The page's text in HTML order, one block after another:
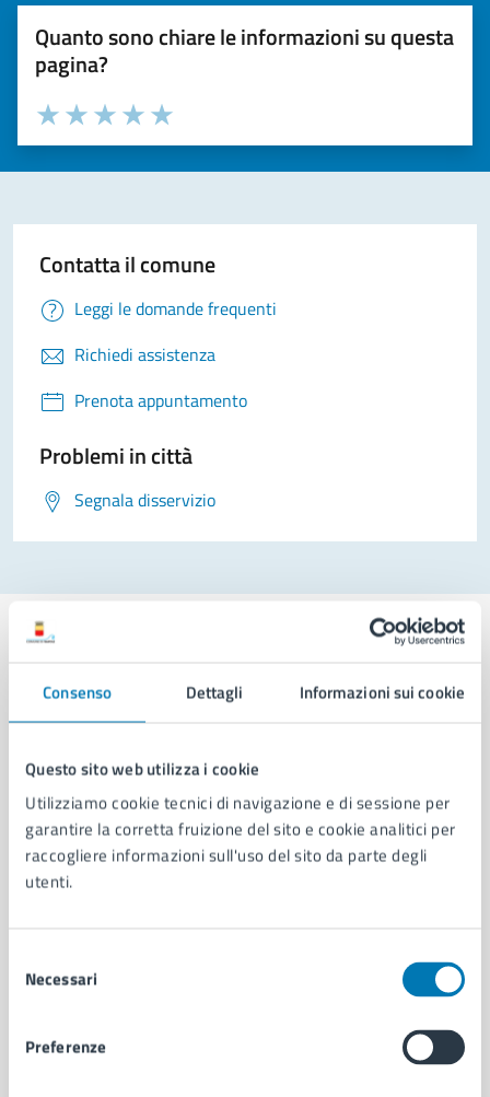
Consenso Dettagli Informazioni sui cookie
Questo sito web utilizza i cookie
Utilizziamo cookie tecnici di navigazione e di sessione per
garantire la corretta fruizione del sito e cookie analitici per
raccogliere informazioni sull'uso del sito da parte degli
utenti.
delNecessari
Preferenze
Quanto sono chiare le informazioni su questa
pagina?
Valuta la chiarezza delle informazioni (da 1 a 5 stelle)
Seleziona il numero di stelle per valutare la chiarezza delle
Valuta 5 stelle su 5
Valuta 4 stelle su 5
Valuta 3 stelle su 5
Valuta 2 stelle su 5
Valuta 1 stelle su 5
Contatta il comune
Leggi le domande frequenti
Richiedi assistenza
Prenota appuntamento
Problemi in città
Segnala disservizio
Comune di Napoli
AMMINISTRAZIONE
Aree amministrative
Organi di governo
Municipalità
Uffici
Personale amministrativo